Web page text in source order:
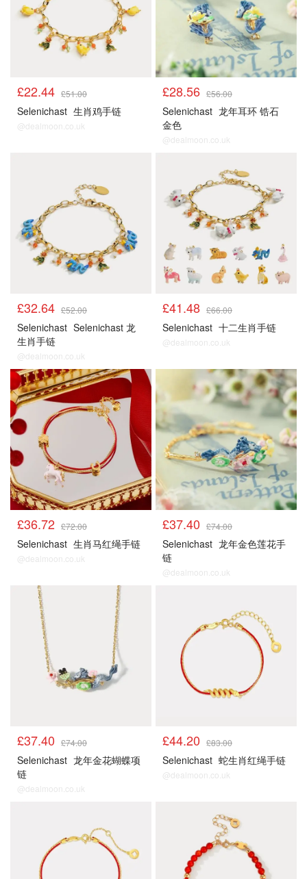
£22.44 £51.00
Selenichast 生肖鸡手链
@dealmoon.co.uk
£28.56 £56.00
Selenichast 龙年耳环 锆石
金色
@dealmoon.co.uk
£32.64 £52.00
Selenichast Selenichast 龙
生肖手链
@dealmoon.co.uk
£41.48 £66.00
Selenichast 十二生肖手链
@dealmoon.co.uk
£36.72 £72.00
Selenichast 生肖马红绳手链
@dealmoon.co.uk
£37.40 £74.00
Selenichast 龙年金色莲花手
链
@dealmoon.co.uk
£37.40 £74.00
Selenichast 龙年金花蝴蝶项
链
@dealmoon.co.uk
£44.20 £83.00
Selenichast 蛇生肖红绳手链
@dealmoon.co.uk